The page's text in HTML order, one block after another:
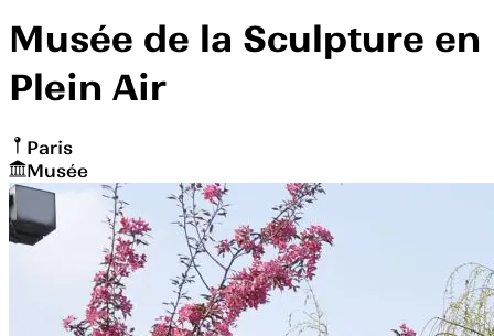
Musée de la Sculpture en
Plein Air
Paris
Musée